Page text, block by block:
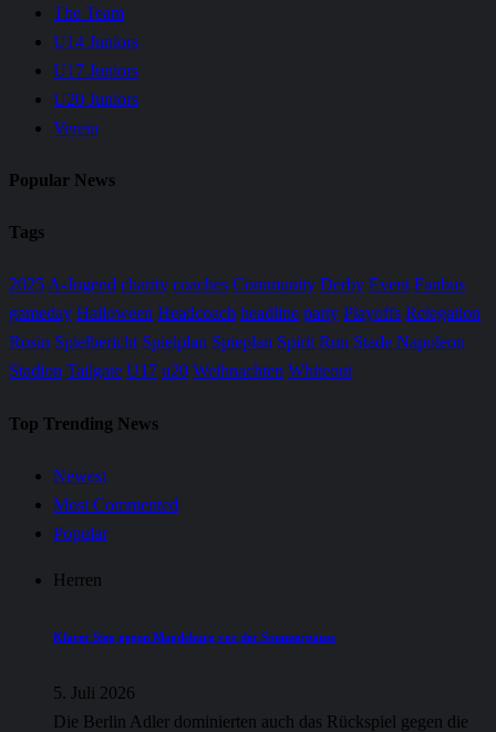
The Team
U14 Juniors
U17 Juniors
U20 Juniors
Verein
Popular News
Tags
2025 A-Jugend charity coaches Community Derby Event Fanbus
gameday Halloween Headcoach headline party Playoffs Relegation
Rosin Spielbericht Spielplan Spieplan Spirit Run Stade Napoleon
Stadion Tailgate U17 u20 Weihnachten Whiteout
Top Trending News
Newest
Most Commented
Popular
Herren
Klarer Sieg gegen Magdeburg vor der Sommerpause
5. Juli 2026
Die Berlin Adler dominierten auch das Rückspiel gegen die